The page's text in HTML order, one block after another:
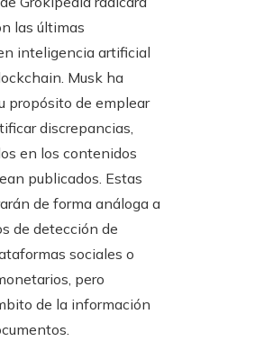
las últimas
inteligencia artificial
Musk ha
propósito de emplear
discrepancias,
en los contenidos
publicados. Estas
de forma análoga a
de detección de
sociales o
pero
de la información